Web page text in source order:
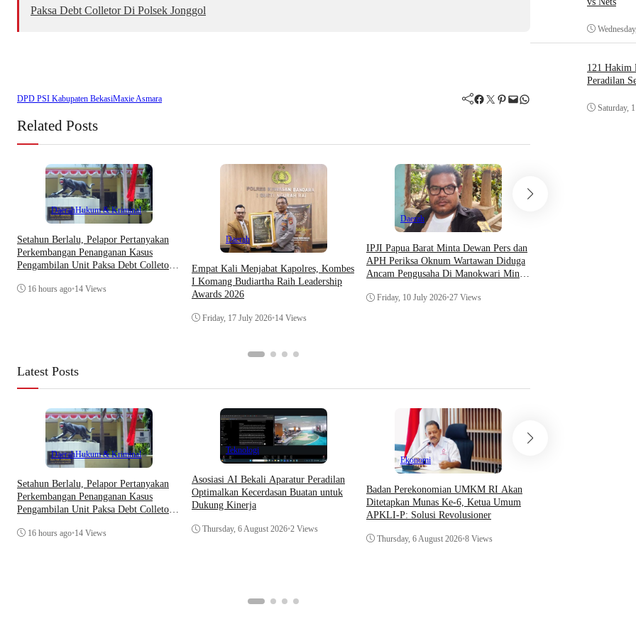
Paksa Debt Colletor Di Polsek Jonggol
DPD PSI Kabupaten BekasiMaxie Asmara Facebook Twitter Pinterest Mail WhatsApp
Related Posts
DaerahHukum & Kriminal
Setahun Berlalu, Pelapor Pertanyakan
Perkembangan Penanganan Kasus
Pengambilan Unit Paksa Debt Colletor
16 hours ago•14 Views
Daerah
Empat Kali Menjabat Kapolres, Kombes
I Komang Budiartha Raih Leadership
Awards 2026
Friday, 17 July 2026•14 Views
Daerah
IPJI Papua Barat Minta Dewan Pers dan
APH Periksa Oknum Wartawan Diduga
Ancam Pengusaha Di Manokwari Minta
Friday, 10 July 2026•27 Views
Latest Posts
DaerahHukum & Kriminal
Setahun Berlalu, Pelapor Pertanyakan
Perkembangan Penanganan Kasus
Pengambilan Unit Paksa Debt Colletor
16 hours ago•14 Views
Teknologi
Asosiasi AI Bekali Aparatur Peradilan
Optimalkan Kecerdasan Buatan untuk
Dukung Kinerja
Thursday, 6 August 2026•2 Views
Ekonomi
Badan Perekonomian UMKM RI Akan
Ditetapkan Munas Ke-6, Ketua Umum
APKLI-P: Solusi Revolusioner
Thursday, 6 August 2026•8 Views
121 Hakim
Peradilan
Saturday,